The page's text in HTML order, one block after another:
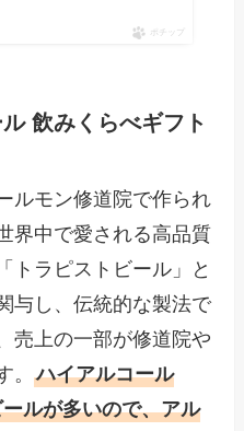
ポチップ
飲みくらべギフト
ルモン修道院で作られ
界中で愛される高品質
トラピストビール」と
与し、伝統的な製法で
売上の一部が修道院や
。ハイアルコール
ルが多いので、アル